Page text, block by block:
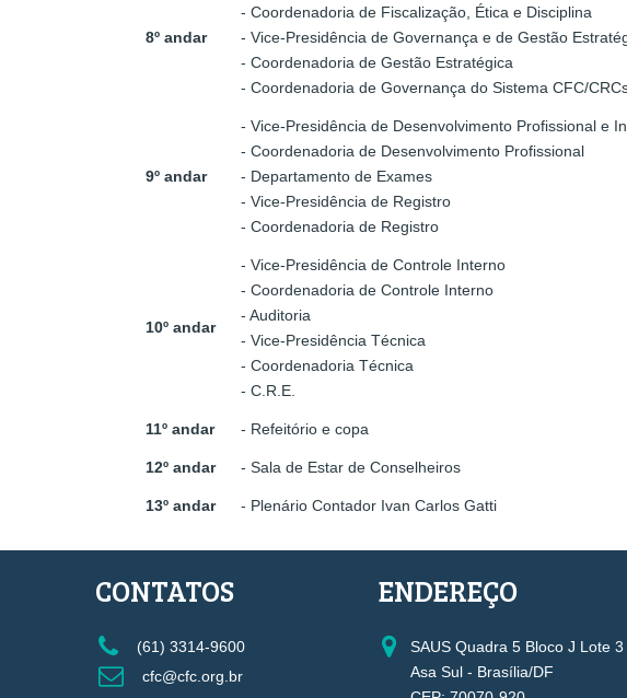
8º andar
- Coordenadoria de Fiscalização, Ética e Disciplina
- Vice-Presidência de Governança e de Gestão
- Coordenadoria de Gestão Estratégica
- Coordenadoria de Governança do Sistema CFC/
9º andar
- Vice-Presidência de Desenvolvimento Profissional e
- Coordenadoria de Desenvolvimento Profissional
- Departamento de Exames
- Vice-Presidência de Registro
- Coordenadoria de Registro
10º andar
- Vice-Presidência de Controle Interno
- Coordenadoria de Controle Interno
- Auditoria
- Vice-Presidência Técnica
- Coordenadoria Técnica
- C.R.E.
11º andar - Refeitório e copa
12º andar - Sala de Estar de Conselheiros
13º andar - Plenário Contador Ivan Carlos Gatti
CONTATOS
(61) 3314-9600
cfc@cfc.org.br
ENDEREÇO
SAUS Quadra 5 Bloco J Lote
Asa Sul - Brasília/DF